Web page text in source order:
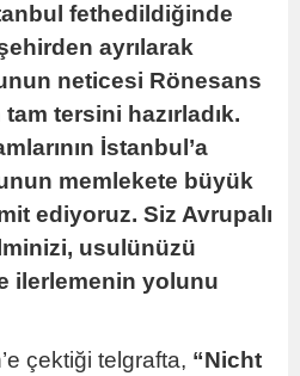
fethedildiğinde
ayrılarak
neticesi Rönesans
tersini hazırladık.
İstanbul’a
memlekete büyük
ediyoruz. Siz Avrupalı
usulünüzü
ilerlemenin yolunu
çektiği telgrafta, “Nicht